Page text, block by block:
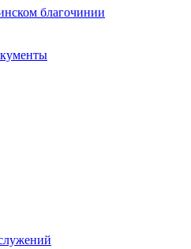
благочинии